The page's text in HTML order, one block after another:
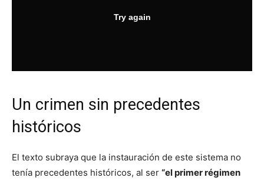
Un crimen sin precedentes
históricos
El texto subraya que la instauración de este sistema no
tenía precedentes históricos, al ser “el primer régimen